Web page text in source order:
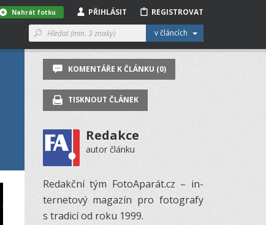
v článcích
REGISTROVAT
PŘIHLÁSIT
Nahrát fotku
KOMENTÁŘE K ČLÁNKU (0)
TISKNOUT ČLÁNEK
Redakce
autor článku
Re­dakční tým Fo­to­A­pa­rát.cz – in­
ter­ne­tový ma­ga­zín pro fo­to­grafy
s tra­dicí od roku 1999.